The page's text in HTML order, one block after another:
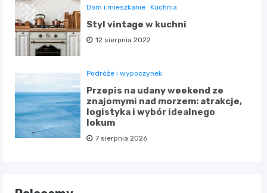
Dom i mieszkanie Kuchnia
Styl vintage w kuchni
12 sierpnia 2022
Podróże i wypoczynek
Przepis na udany weekend ze
znajomymi nad morzem: atrakcje,
logistyka i wybór idealnego
lokum
7 sierpnia 2026